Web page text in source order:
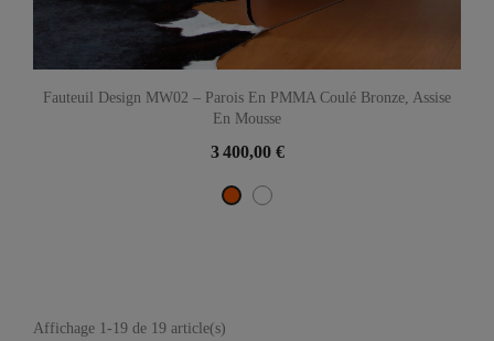
Fauteuil Design MW02 – Parois En PMMA Coulé Bronze, Assise
En Mousse
3 400,00 €
OrangeBlanc
Affichage 1-19 de 19 article(s)